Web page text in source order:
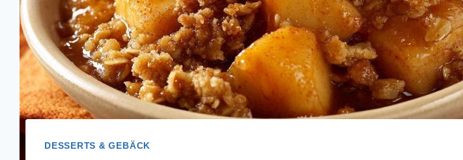
DESSERTS & GEBÄCK